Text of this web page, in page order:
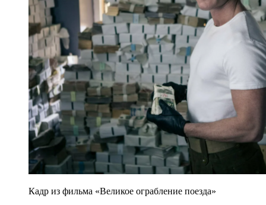
Кадр из фильма «Великое ограбление поезда»